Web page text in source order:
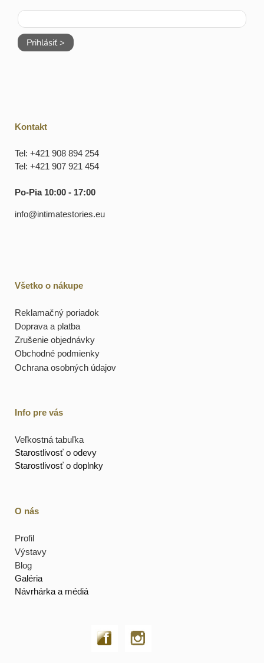
Prihlásiť >
Kontakt
Tel: +421 908 894 254
Tel: +421 907 921 454
Po-Pia 10:00 - 17:00
info@intimatestories.eu
Všetko o nákupe
Reklamačný poriadok
Doprava a platba
Zrušenie objednávky
Obchodné podmienky
Ochrana osobných údajov
Info pre vás
Veľkostná tabuľka
Starostlivosť o odevy
Starostlivosť o doplnky
O nás
Profil
Výstavy
Blog
Galéria
Návrhárka a médiá